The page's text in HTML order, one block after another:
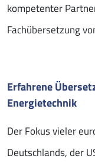
kompetenter
Fachübersetzung
Erfahrene
Energietechnik
Der Fokus vieler
Deutschlands, der